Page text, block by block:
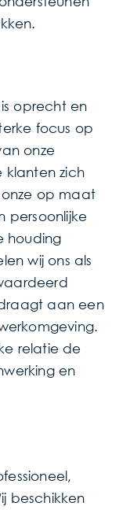
oprecht en
focus op
onze
klanten zich
op maat
persoonlijke
houding
wij ons als
aan een
relatie de
en
beschikken